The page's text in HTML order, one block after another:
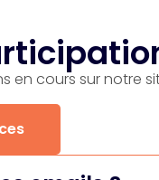
en cours sur notre